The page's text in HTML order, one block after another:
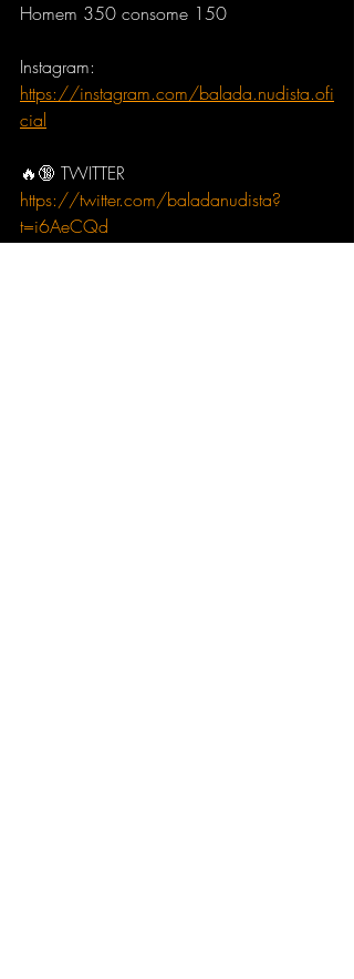
Homem 350 consome 150
Instagram:
https://instagram.com/balada.nudista.ofi
cial
🔥🔞 TWITTER
https://twitter.com/baladanudista?
t=i6AeCQd